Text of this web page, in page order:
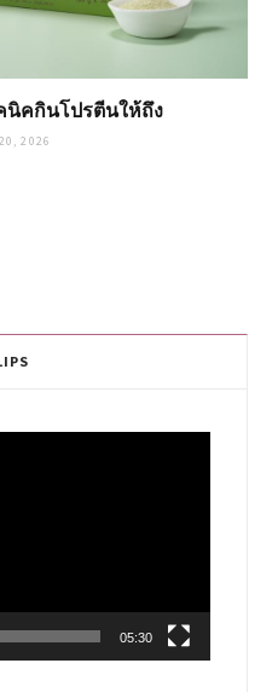
นิคกินโปรตีนให้ถึง
2026
05:30